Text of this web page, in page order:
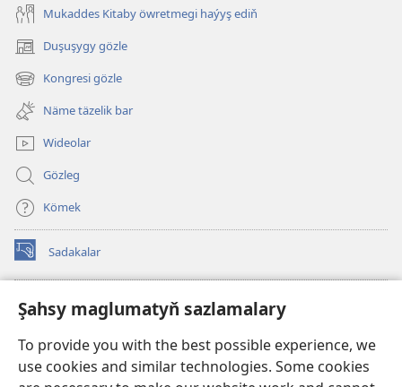
Şahsy maglumatyň sazlamalary
To provide you with the best possible experience, we
use cookies and similar technologies. Some cookies
Mukaddes Kitaby öwretmegi haýyş ediň
Duşuşygy gözle
(täze
sahypada
açylýar)
Kongresi gözle
(täze
sahypada
açylýar)
Näme täzelik bar
Wideolar
Gözleg
Kömek
Sadakalar
(täze
sahypada
Garawul diňiniň ONLAÝN KITAPHANASY
(täze
açylýar)JW Hub
(täze
sahypada
JW Library